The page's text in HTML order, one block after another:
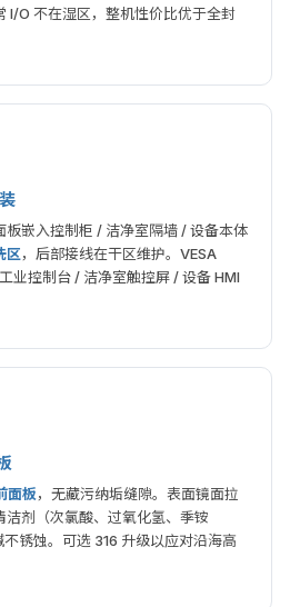
I/O 不在湿区，整机性价比优于全封
板嵌入控制柜 / 洁净室隔墙 / 设备本体
区，后部接线在干区维护。VESA
业控制台 / 洁净室触控屏 / 设备 HMI
面板，无藏污纳垢缝隙。表面镜面拉
洁剂（次氯酸、过氧化氢、季铵
锈蚀。可选 316 升级以应对沿海高